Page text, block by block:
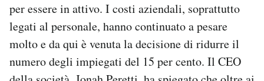
per essere in attivo. I costi aziendali, soprattutto
legati al personale, hanno continuato a pesare
molto e da qui è venuta la decisione di ridurre il
numero degli impiegati del 15 per cento. Il CEO